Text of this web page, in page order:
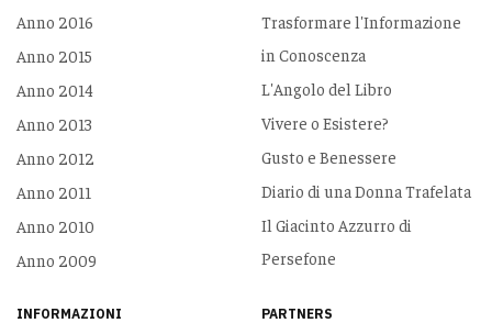
Anno 2016
Anno 2015
Anno 2014
Anno 2013
Anno 2012
Anno 2011
Anno 2010
Anno 2009
Trasformare l'Informazione
in Conoscenza
L'Angolo del Libro
Vivere o Esistere?
Gusto e Benessere
Diario di una Donna Trafelata
Il Giacinto Azzurro di
Persefone
INFORMAZIONI PARTNERS